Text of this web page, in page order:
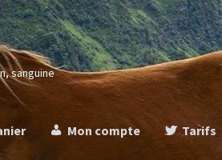
sanguine
Mon compte Tarifs